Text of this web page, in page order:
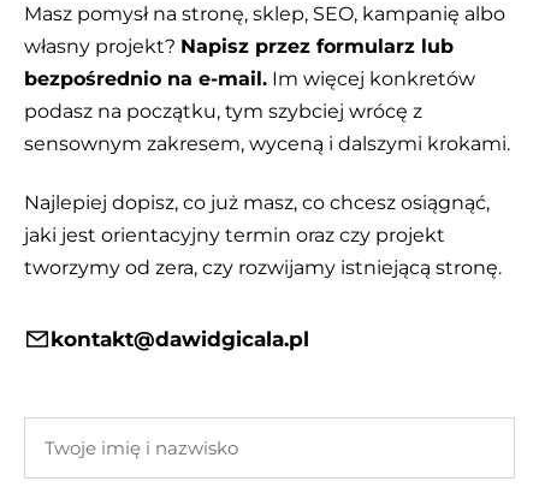
Masz pomysł na stronę, sklep, SEO, kampanię albo
własny projekt? Napisz przez formularz lub
bezpośrednio na e-mail. Im więcej konkretów
podasz na początku, tym szybciej wrócę z
sensownym zakresem, wyceną i dalszymi krokami.
Najlepiej dopisz, co już masz, co chcesz osiągnąć,
jaki jest orientacyjny termin oraz czy projekt
tworzymy od zera, czy rozwijamy istniejącą stronę.
kontakt@dawidgicala.pl
imię